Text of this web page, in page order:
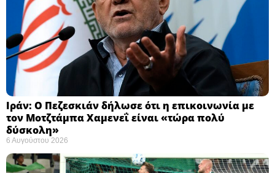
Ιράν: Ο Πεζεσκιάν δήλωσε ότι η επικοινωνία με
τον Μοτζτάμπα Χαμενεΐ είναι «τώρα πολύ
δύσκολη» ​
6 Αυγούστου 2026